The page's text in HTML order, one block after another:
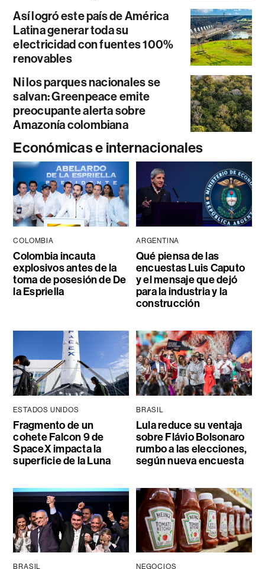
Así logró este país de América
Latina generar toda su
electricidad con fuentes 100%
renovables
Ni los parques nacionales se
salvan: Greenpeace emite
preocupante alerta sobre
Amazonía colombiana
Económicas e internacionales
COLOMBIA
Colombia incauta
explosivos antes de la
toma de posesión de De
la Espriella
ARGENTINA
Qué piensa de las
encuestas Luis Caputo
y el mensaje que dejó
para la industria y la
construcción
ESTADOS UNIDOS
Fragmento de un
cohete Falcon 9 de
SpaceX impacta la
superficie de la Luna
BRASIL
Lula reduce su ventaja
sobre Flávio Bolsonaro
rumbo a las elecciones,
según nueva encuesta
BRASIL NEGOCIOS